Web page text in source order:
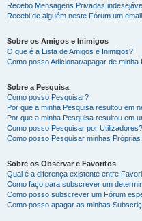
Recebo Mensagens Privadas
Recebi de alguém neste Fórum um
Sobre os Amigos e Inimigos
O que é a Lista de Amigos e Inimigos?
Como posso Adicionar/apagar de minha
Sobre a Pesquisa
Como posso Pesquisar?
Por que a minha Pesquisa resultou em
Por que a minha Pesquisa resultou em
Como posso Pesquisar por Utilizadores?
Como posso Pesquisar minhas
Sobre os Observar e Favoritos
Qual é a diferença existente entre
Como faço para subscrever um
Como posso subscrever um Fórum
Como posso apagar as minhas